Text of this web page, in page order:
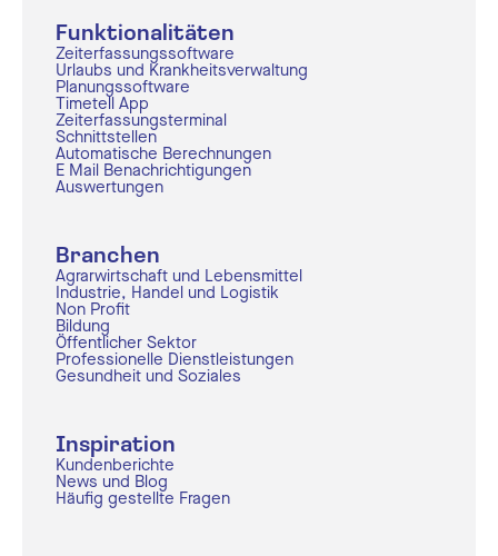
Funktionalitäten
Zeiterfassungssoftware
Urlaubs und Krankheitsverwaltung
Planungssoftware
Timetell App
Zeiterfassungsterminal
Schnittstellen
Automatische Berechnungen
E Mail Benachrichtigungen
Auswertungen
Branchen
Agrarwirtschaft und Lebensmittel
Industrie, Handel und Logistik
Non Profit
Bildung
Öffentlicher Sektor
Professionelle Dienstleistungen
Gesundheit und Soziales
Inspiration
Kundenberichte
News und Blog
Häufig gestellte Fragen